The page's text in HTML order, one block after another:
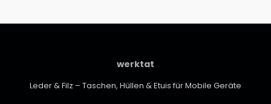
werktat
Leder & Filz – Taschen, Hüllen & Etuis für Mobile Geräte